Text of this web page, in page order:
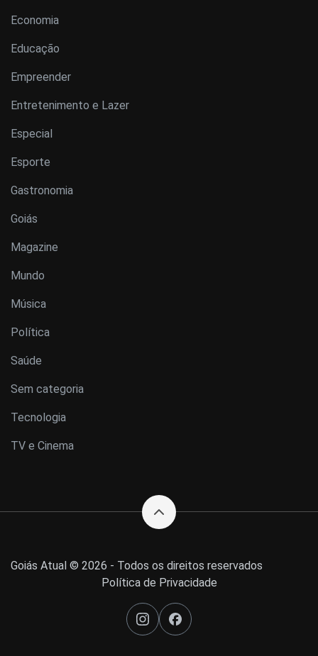
Economia
Educação
Empreender
Entretenimento e Lazer
Especial
Esporte
Gastronomia
Goiás
Magazine
Mundo
Música
Política
Saúde
Sem categoria
Tecnologia
TV e Cinema
Goiás Atual © 2026 - Todos os direitos reservados
Política de Privacidade